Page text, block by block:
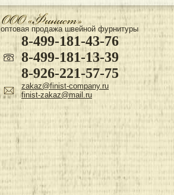
оптовая продажа швейной фурнитуры
8-499-181-43-76
8-499-181-13-39
8-926-221-57-75
zakaz@finist-company.ru
finist-zakaz@mail.ru